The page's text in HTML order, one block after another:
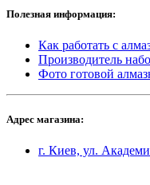
Полезная информация:
Как работать с
Производитель
Фото готовой
Адрес магазина:
г. Киев, ул.